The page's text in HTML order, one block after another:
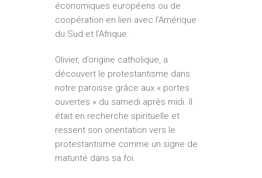
économiques européens ou de
coopération en lien avec l’Amérique
du Sud et l’Afrique.
Olivier, d’origine catholique, a
découvert le protestantisme dans
notre paroisse grâce aux « portes
ouvertes » du samedi après midi. Il
était en recherche spirituelle et
ressent son orientation vers le
protestantisme comme un signe de
maturité dans sa foi.